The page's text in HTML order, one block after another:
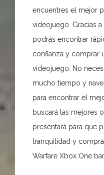
encuentres el mejor
videojuego. Gracias
podrás encontrar
confianza y comprar
videojuego. No
mucho tiempo y
para encontrar el
buscará las mejores
presentará para que
tranquilidad y
Warfare Xbox One